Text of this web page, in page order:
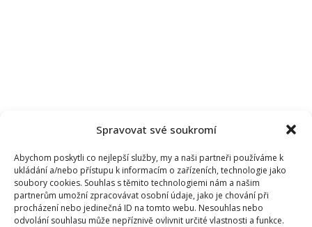
Spravovat své soukromí
Abychom poskytli co nejlepší služby, my a naši partneři používáme k
ukládání a/nebo přístupu k informacím o zařízeních, technologie jako
soubory cookies. Souhlas s těmito technologiemi nám a našim
partnerům umožní zpracovávat osobní údaje, jako je chování při
procházení nebo jedinečná ID na tomto webu. Nesouhlas nebo
odvolání souhlasu může nepříznivě ovlivnit určité vlastnosti a funkce.